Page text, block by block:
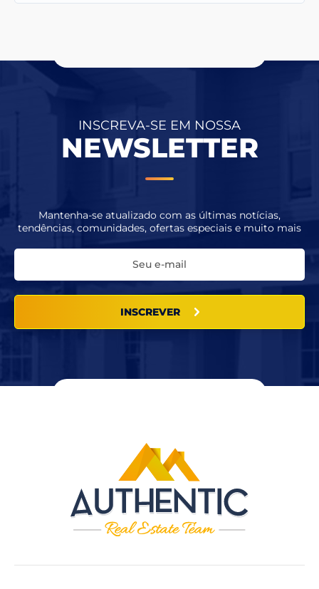
INSCREVA-SE EM NOSSA
NEWSLETTER
Mantenha-se atualizado com as últimas notícias,
tendências, comunidades, ofertas especiais e muito mais
INSCREVER